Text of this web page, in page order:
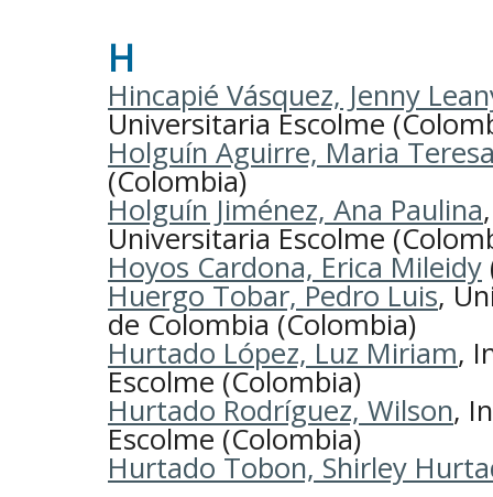
H
Hincapié Vásquez, Jenny
Universitaria Escolme
Holguín Aguirre, Maria
(Colombia)
Holguín Jiménez, Ana Paulina
Universitaria Escolme
Hoyos Cardona, Erica Mileidy
Huergo Tobar, Pedro Luis,
de Colombia (Colombia)
Hurtado López, Luz Miriam,
Escolme (Colombia)
Hurtado Rodríguez, Wilson,
Escolme (Colombia)
Hurtado Tobon, Shirley